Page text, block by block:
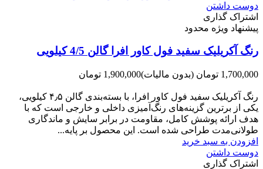
دوست داشتن
اشتراک گذاری
پیشنهاد ویژه محدود
رنگ آکریلیک سفید فول کاور افرا گالن 4/5 کیلویی
1,700,000 تومان (بدون مالیات)1,900,000 تومان
رنگ آکریلیک سفید فول کاور افرا، با بسته‌بندی گالن ۴٫۵ کیلویی،
یکی از برترین گزینه‌های رنگ‌آمیزی داخلی و خارجی است که با
هدف ارائه پوشش کامل، مقاومت در برابر سایش و ماندگاری
طولانی‌مدت طراحی شده است. این محصول بر پایه...
افزودن به سبد خرید
دوست داشتن
اشتراک گذاری